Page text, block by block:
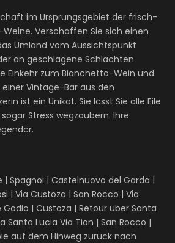
im Ursprungsgebiet der frisch-
Verschaffen Sie sich einen
Umland vom Aussichtspunkt
an geschlagene Schlachten
Einkehr zum Bianchetto-Wein und
Vintage-Bar aus den
ist ein Unikat. Sie lässt Sie alle Eile
Stress wegzaubern. Ihre
| Spagnoi | Castelnuovo del Garda |
| Via Custoza | San Rocco | Via
| Custoza | Retour über Santa
Santa Lucia Via Tion | San Rocco |
auf dem Hinweg zurück nach